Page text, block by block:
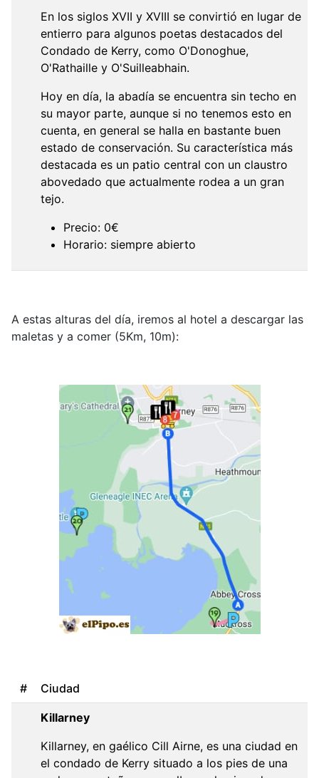
En los siglos XVII y XVIII se convirtió en lugar de
entierro para algunos poetas destacados del
Condado de Kerry, como O'Donoghue,
O'Rathaille y O'Suilleabhain.
Hoy en día, la abadía se encuentra sin techo en
su mayor parte, aunque si no tenemos esto en
cuenta, en general se halla en bastante buen
estado de conservación. Su característica más
destacada es un patio central con un claustro
abovedado que actualmente rodea a un gran
tejo.
Precio: 0€
Horario: siempre abierto
A estas alturas del día, iremos al hotel a descargar las
maletas y a comer (5Km, 10m):
# Ciudad
Killarney
Killarney, en gaélico Cill Airne, es una ciudad en
el condado de Kerry situado a los pies de una